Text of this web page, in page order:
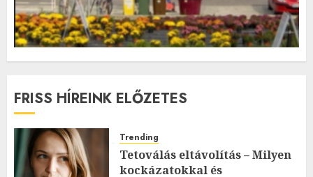
FRISS HÍREINK ELŐZETES
Trending
Tetoválás eltávolítás – Milyen
kockázatokkal és